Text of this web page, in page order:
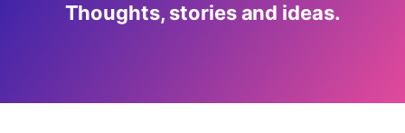
Thoughts, stories and ideas.